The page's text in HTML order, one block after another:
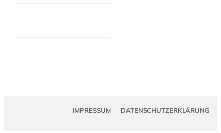
IMPRESSUM DATENSCHUTZERKLÄRUNG